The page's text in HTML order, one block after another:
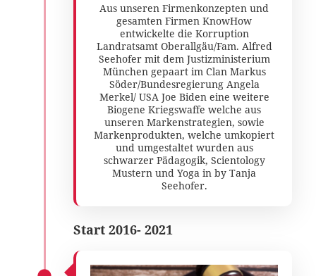
Aus unseren Firmenkonzepten und
gesamten Firmen KnowHow
entwickelte die Korruption
Landratsamt Oberallgäu/Fam. Alfred
Seehofer mit dem Justizministerium
München gepaart im Clan Markus
Söder/Bundesregierung Angela
Merkel/ USA Joe Biden eine weitere
Biogene Kriegswaffe welche aus
unseren Markenstrategien, sowie
Markenprodukten, welche umkopiert
und umgestaltet wurden aus
schwarzer Pädagogik, Scientology
Mustern und Yoga in by Tanja
Seehofer.
Start 2016- 2021